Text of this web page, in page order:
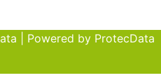
| Powered by ProtecData